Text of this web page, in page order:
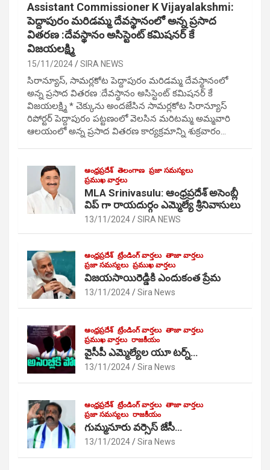
Assistant Commissioner K Vijayalakshmi:
పెద్దాపురం మరిడమ్మ దేవస్థానంలో అన్న ప్రసాద
వితరణ :దేవస్థానం అసిస్టెంట్ కమిషనర్ కే
విజయలక్ష్మి
15/11/2024 SIRA NEWS
సిరాన్యూస్, సామర్లకోట పెద్దాపురం మరిడమ్మ దేవస్థానంలో
అన్న ప్రసాద వితరణ :దేవస్థానం అసిస్టెంట్ కమిషనర్ కే
విజయలక్ష్మి * చెక్కును అందజేసిన సామర్లకోట సిరాన్యూస్
రిపోర్టర్ పెద్దాపురం పట్టణంలో వెలసిన మరిటమ్మ అమ్మవారి
ఆలయంలో అన్న ప్రసాద వితరణ కార్యక్రమాన్ని శుక్రవారం…
ఆంధ్రప్రదేశ్ తెలంగాణ ప్రజా సమస్యలు
ప్రముఖ వార్తలు
MLA Srinivasulu: ఆంధ్రప్రదేశ్ అసెంబ్లీ
విప్ గా రాయదుర్గం ఎమ్మెల్యే శ్రీనివాసులు
13/11/2024 SIRA NEWS
ఆంధ్రప్రదేశ్ ట్రేండింగ్ వార్తలు తాజా వార్తలు
ప్రజా సమస్యలు ప్రముఖ వార్తలు
విజయసాయిరెడ్డికి ఎందుకంత ప్రేమ
13/11/2024 Sira News
ఆంధ్రప్రదేశ్ ట్రేండింగ్ వార్తలు తాజా వార్తలు
ప్రముఖ వార్తలు రాజకీయం
వైసీపీ ఎమ్మెల్యేల యూ టర్న్…
13/11/2024 Sira News
ఆంధ్రప్రదేశ్ ట్రేండింగ్ వార్తలు తాజా వార్తలు
ప్రజా సమస్యలు రాజకీయం
గుమ్మనూరు వర్సెస్ జేసీ…
13/11/2024 Sira News